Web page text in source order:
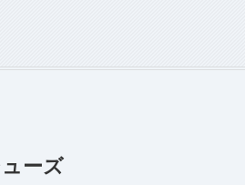
ーズ